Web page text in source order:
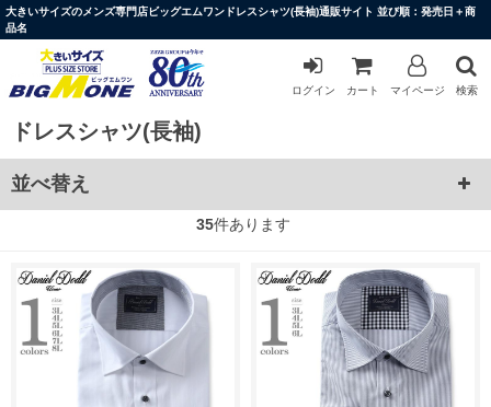
大きいサイズのメンズ専門店ビッグエムワンドレスシャツ(長袖)通販サイト 並び順：発売日＋商
品名
ログイン カート マイページ 検索
ドレスシャツ(長袖)
並べ替え
35件あります